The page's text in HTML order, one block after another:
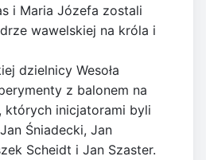
i Maria Józefa zostali
wawelskiej na króla i
dzielnicy Wesoła
z balonem na
których inicjatorami byli
Śniadecki, Jan
Scheidt i Jan Szaster.